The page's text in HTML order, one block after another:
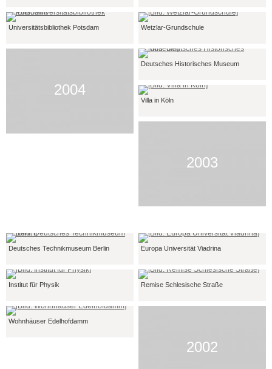
Universitätsbibliothek Potsdam Wetzlar-Grundschule
2004
Deutsches Historisches Museum
Villa in Köln
2003
Deutsches Technikmuseum Berlin Europa Universität Viadrina
Institut für Physik Remise Schlesische Straße
Wohnhäuser Edelhofdamm
2002